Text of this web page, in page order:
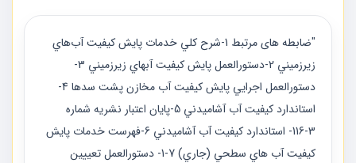
"ضابطه های مرتبط 1-شرح كلي خدمات پايش كيفيت آب‌هاي
زيرزميني 2-دستورالعمل پايش كيفيت آبهاي زيرزميني 3-
دستورالعمل اجرايي پايش كيفيت آب مخازن پشت سدها 4-
استاندارد كيفيت آب آشاميدني 5-پايان اعتبار نشريه شماره
3‏-116‏- استاندارد كيفيت آب آشاميدني 6-فهرست خدمات پايش
كيفيت آب هاي سطحي (جاري) 7-1- دستورالعمل تعييين